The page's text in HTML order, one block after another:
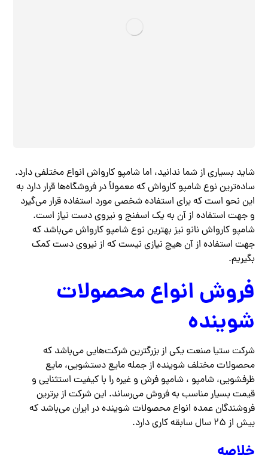
شاید بسیاری از شما ندانید، اما شامپو کارواش انواع مختلفی دارد.
ساده‌ترین نوع شامپو کارواش که معمولاً در فروشگاه‌ها قرار دارد به
این نحو است که برای استفاده شخصی مورد استفاده قرار می‌گیرد
و جهت استفاده از آن به یک اسفنج و نیروی دست نیاز است.
شامپو کارواش نانو نیز بهترین نوع شامپو کارواش می‌باشد که
جهت استفاده از آن هیچ نیازی نیست که از نیروی دست کمک
بگیریم.
فروش انواع محصولات
شوینده
شرکت ستیا صنعت یکی از بزرگترین شرکت‌هایی می‌باشد که
محصولات مختلف شوینده از جمله مایع دستشویی، مایع
ظرفشویی، شامپو ، شامپو فرش و غیره را با کیفیت استثنایی و
قیمت بسیار مناسب به فروش می‌رساند. این شرکت از برترین
فروشندگان عمده انواع محصولات شوینده در ایران می‌باشد که
بیش از ۲۵ سال سابقه کاری دارد.
خلاصه